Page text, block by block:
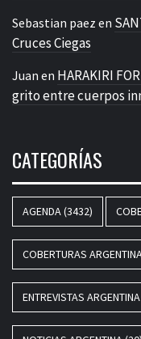
Sebastian paez en
Cruces Ciegas
Juan en HARAKIRI
grito entre cuerpos
CATEGORÍAS
AGENDA(3432)
COBERTURAS
ENTREVISTAS ARGENTINA